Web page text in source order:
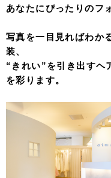
あなたにぴったりのフ
写真を一目見ればわか
装、
“きれい”を引き出すヘ
を彩ります。